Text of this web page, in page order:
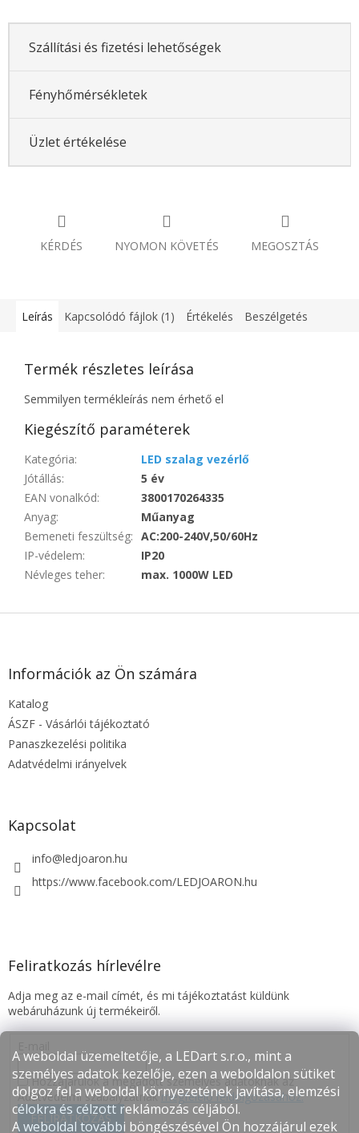
A weboldal üzemeltetője, a LEDart s.r.o., mint a
személyes adatok kezelője, ezen a weboldalon sütiket
dolgoz fel a weboldal környezetének javítása, elemzési
célokra és célzott reklámozás céljából.
A weboldal további böngészésével Ön hozzájárul ezek
Szállítási és fizetési lehetőségek
Fényhőmérsékletek
Üzlet értékelése
KÉRDÉS NYOMON KÖVETÉS MEGOSZTÁS
Leírás Kapcsolódó fájlok (1) Értékelés Beszélgetés
Termék részletes leírása
Semmilyen termékleírás nem érhető el
Kiegészítő paraméterek
Kategória:
LED szalag vezérlő
Jótállás:
5 év
EAN vonalkód:
3800170264335
Anyag:
Műanyag
Bemeneti feszültség: AC:200-240V,50/60Hz
IP-védelem:
IP20
Névleges teher: max. 1000W LED
L
Információk az Ön számára
Katalog
ÁSZF - Vásárlói tájékoztató
Panaszkezelési politika
Adatvédelmi irányelvek
Kapcsolat
info@ledjoaron.hu
https://www.facebook.com/LEDJOARON.hu
Feliratkozás hírlevélre
Adja meg az e-mail címét, és mi tájékoztatást küldünk
webáruházunk új termékeiről.
Hozzájárulok a megadott személyes adatoknak az
Adatvédelmi szabályzatnak megfelelő feldolgozásához.
FELIRATKOZÁS